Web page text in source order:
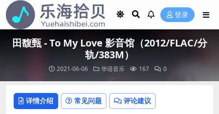
登录
田馥甄 - To My Love 影音馆（2012/FLAC/分
轨/383M）
2021-06-06 华语音乐 167 0
详情介绍 常见问题 评论建议